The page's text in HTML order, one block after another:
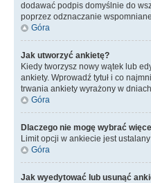
dodawać podpis domyślnie do
poprzez odznaczanie
Góra
Jak utworzyć ankietę?
Kiedy tworzysz nowy wątek lub
ankiety. Wprowadź tytuł i co
trwania ankiety wyrażony w
Góra
Dlaczego nie mogę wybrać
Limit opcji w ankiecie jest
Góra
Jak wyedytować lub usunąć